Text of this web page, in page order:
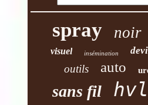
spray noir
visuel insémination
outils auto
sans fil